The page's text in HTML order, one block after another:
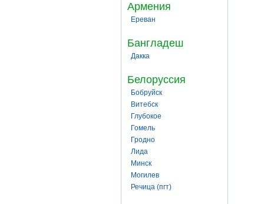
Армения
Ереван
Бангладеш
Дакка
Белоруссия
Бобруйск
Витебск
Глубокое
Гомель
Гродно
Лида
Минск
Могилев
Речица (пгт)